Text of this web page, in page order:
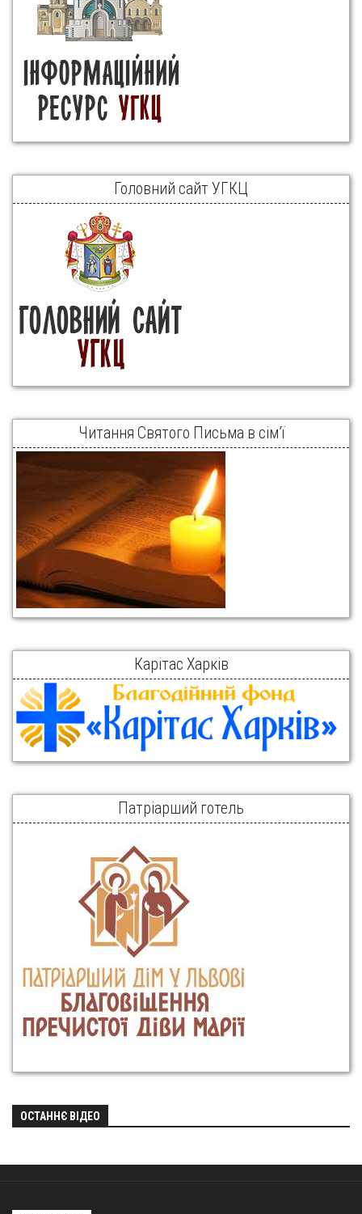
Головний сайт УГКЦ
Читання Святого Письма в сім’ї
Карітас Харків
Патріарший готель
ОСТАННЄ ВІДЕО